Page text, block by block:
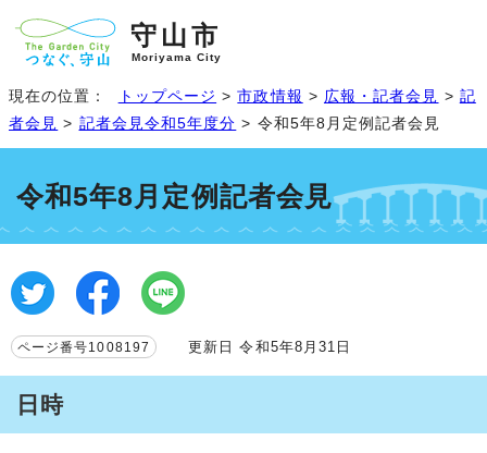
守山市
Moriyama City
現在の位置： トップページ >市政情報 > 広報・記者会見 > 記
者会見 > 記者会見令和5年度分 > 令和5年8月定例記者会見
令和5年8月定例記者会見
ページ番号1008197 更新日 令和5年8月31日
日時